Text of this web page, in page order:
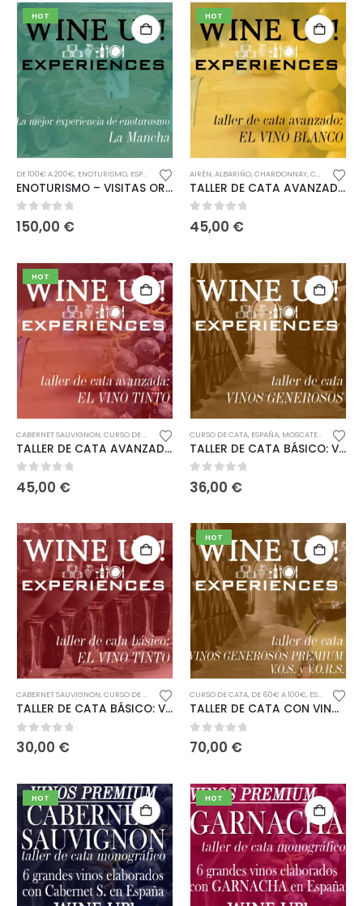
HOT
DE 100€ A 200€, ENOTURISMO, ESPAÑA
ENOTURISMO – VISITAS ORGANIZADAS AL CORAZÓN DE LA MANCHA
0 out of 5
150,00 €
HOT
AIRÉN,ALBARIÑO,CHARDONNAY,COUPAGE - MULTIPLES VARIEDADES
TALLER DE CATA AVANZADO VINOS BLANCOS
0out of 5
45,00 €
HOT
CABERNET SAUVIGNON,CURSO DE CATA ,DE 30€ A 60€ ,ESPAÑA, GARNACHA,GRACIANO,
TALLER DE CATA AVANZADO VINOS TINTOS
0out of 5
45,00 €
CURSO DE CATA, ESPAÑA, MOSCATEL PALOMINO
TALLER DE CATA BÁSICO: VINOS GENEROSOS
0out of 5
36,00 €
CABERNET SAUVIGNON,CURSO DE CATA ,ESPAÑA,GARNACHA,GRACIANO ,MATURANA
TALLER DE CATA BÁSICO: VINOS TINTOS
0out of 5
30,00 €
HOT
CURSO DE CATA, DE 60€ A 100€, ESPAÑA ,
TALLER DE CATA CON VINOS GENEROSOS PREMIUM (VOS – VORS)
0out of 5
70,00 €
HOT HOT